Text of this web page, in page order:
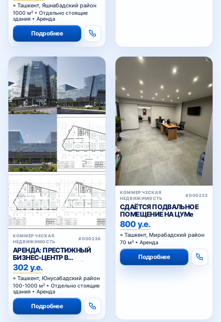
Ташкент, Яшнабадский район
1000 м² • Отдельно стоящие
здания • Аренда
Подробнее
КОММЕРЧЕСКАЯ
НЕДВИЖИМОСТЬ
#000236
АРЕНДА: ПРЕСТИЖНЫЙ
БИЗНЕС-ЦЕНТР В
ЮНУСАБАДСКОМ РАЙОНЕ
302 у.е.
Ташкент, Юнусабадский район
100-1000 м² • Отдельно стоящие
здания • Аренда
Подробнее
КОММЕРЧЕСКАЯ
НЕДВИЖИМОСТЬ
#000233
СДАЁТСЯ ПОДВАЛЬНОЕ
ПОМЕЩЕНИЕ НА ЦУМе
800 у.е.
Ташкент, Мирабадский район
70 м² • Аренда
Подробнее